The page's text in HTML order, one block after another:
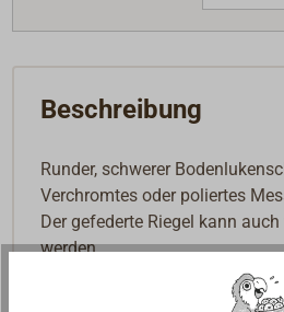
Beschreibung
Runder, schwerer
Verchromtes oder poliertes
Der gefederte Riegel kann
werden.
Versenkter Einbau mit
mm), Schrauben unsichtbar.